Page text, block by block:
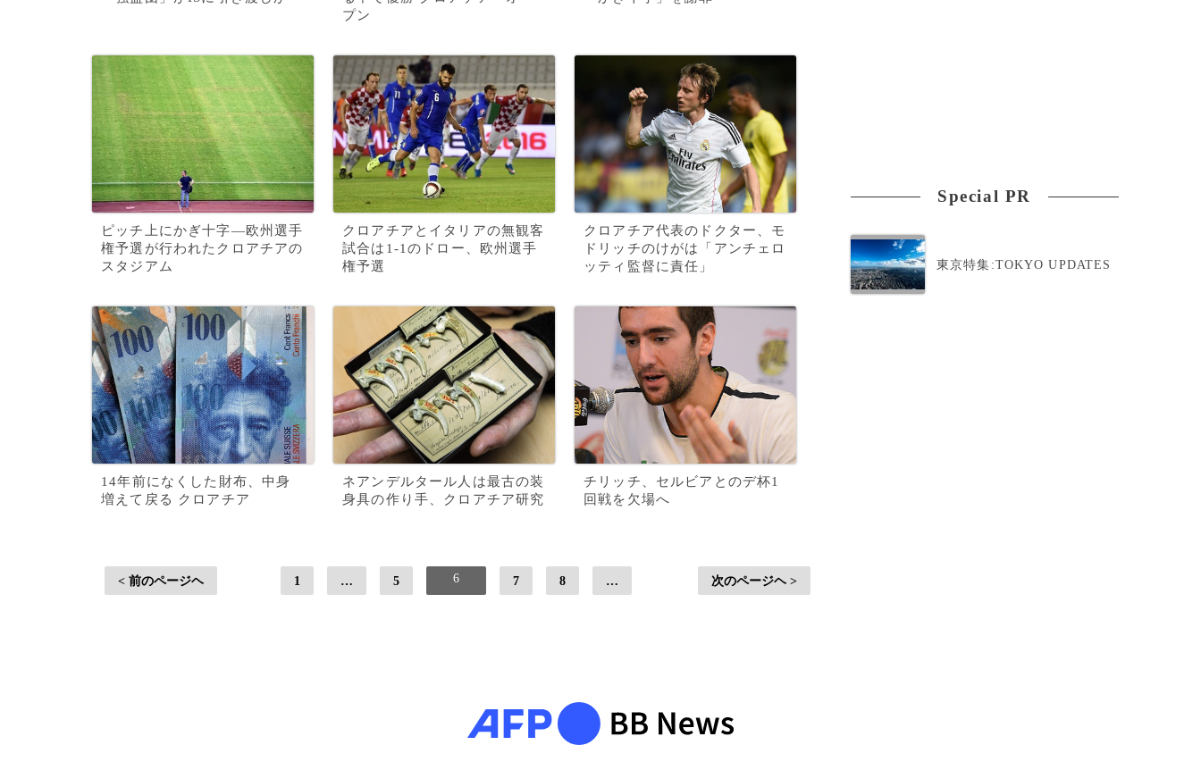
プン
ピッチ上にかぎ十字―欧州選手
権予選が行われたクロアチアの
スタジアム
クロアチアとイタリアの無観客
試合は1-1のドロー、欧州選手
権予選
クロアチア代表のドクター、モ
ドリッチのけがは「アンチェロ
ッティ監督に責任」
14年前になくした財布、中身
増えて戻る クロアチア
ネアンデルタール人は最古の装
身具の作り手、クロアチア研究
チリッチ、セルビアとのデ杯1
回戦を欠場へ
< 前のページヘ 1 … 5 6 7 8 … 次のページヘ >
Special PR
東京特集:TOKYO UPDATES